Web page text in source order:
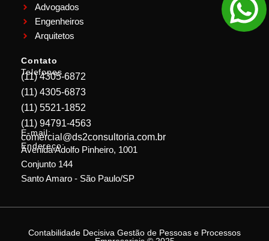
Advogados
Engenheiros
Arquitetos
Contato
Telefones
(11) 4305-6872
(11) 4305-6873
(11) 5521-1852
(11) 94791-4563
E-mail:
comercial@ds2consultoria.com.br
Endereço:
Avenida Adolfo Pinheiro, 1001
Conjunto 144
Santo Amaro - São Paulo/SP
Contabilidade Decisiva Gestão de Pessoas e Processos